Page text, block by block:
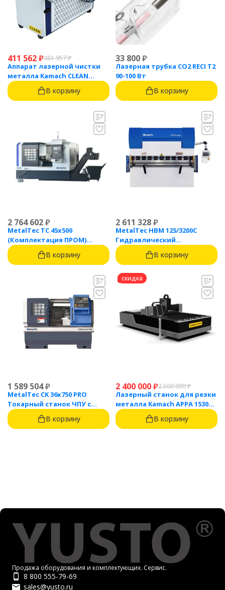
411 562₽461 957₽
Аппарат лазерной чистки
металла Kamach CLEAN
1500BW
В корзину
33 800₽
Лазерная трубка CO2 RECI T2
90-100 Вт
В корзину
2 764 602₽
MetalTec ТС 45x500
(Комплектация ПРОМ)
токарный станок с ЧПУ с
наклонной станиной
В корзину
2 611 328₽
MetalTec HBM 125/3200C
Гидравлический
листогибочный пресс с
контроллером TP10S
В корзину
1 589 504₽
MetalTec CK 36x750 PRO
Токарный станок ЧПУ с
горизонтальной станиной
В корзину
скидка
2 400 000₽2 500 000₽
Лазерный станок для резки
металла Kamach APPA 1530
(3000 Вт)
В корзину
Продажа оборудования и комплектующих. Сервис.
8 800 555-79-69
sales@yusto.ru